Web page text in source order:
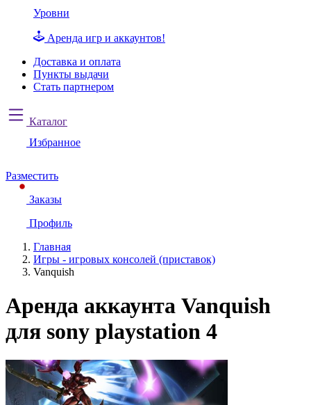
Уровни
Аренда игр и аккаунтов!
Доставка и оплата
Пункты выдачи
Стать партнером
Каталог
Избранное
Разместить
Заказы
Профиль
Главная
Игры - игровых консолей (приставок)
Vanquish
Аренда аккаунта Vanquish
для sony playstation 4